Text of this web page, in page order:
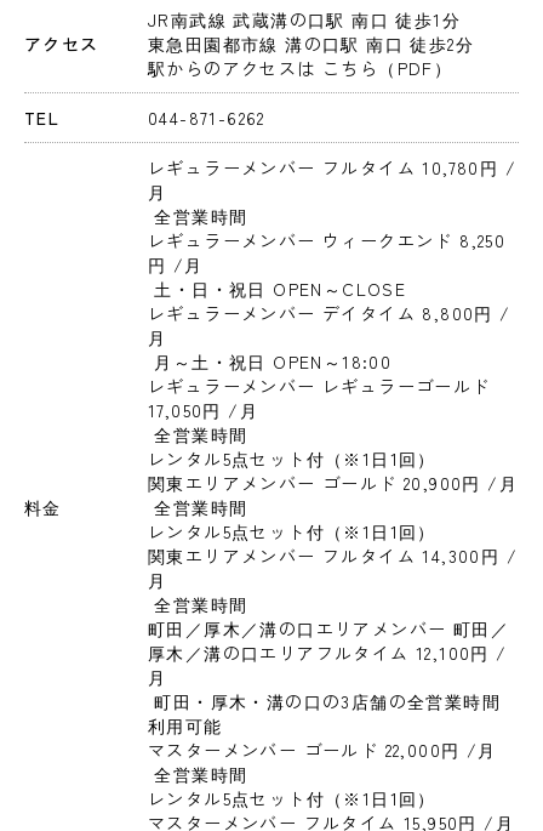
アクセス
JR南武線 武蔵溝の口駅 南口 徒歩1分
東急田園都市線 溝の口駅 南口 徒歩2分
駅からのアクセスは こちら（PDF）
TEL 044-871-6262
料金
レギュラーメンバー フルタイム 10,780円 /
月
全営業時間
レギュラーメンバー ウィークエンド 8,250
円 /月
土・日・祝日 OPEN～CLOSE
レギュラーメンバー デイタイム 8,800円 /
月
月～土・祝日 OPEN～18:00
レギュラーメンバー レギュラーゴールド
17,050円 /月
全営業時間
レンタル5点セット付（※1日1回）
関東エリアメンバー ゴールド 20,900円 /月
全営業時間
レンタル5点セット付（※1日1回）
関東エリアメンバー フルタイム 14,300円 /
月
全営業時間
町田／厚木／溝の口エリアメンバー 町田／
厚木／溝の口エリアフルタイム 12,100円 /
月
町田・厚木・溝の口の3店舗の全営業時間
利用可能
マスターメンバー ゴールド 22,000円 /月
全営業時間
レンタル5点セット付（※1日1回）
マスターメンバー フルタイム 15,950円 /月